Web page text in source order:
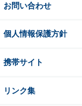
お問い合わせ
個人情報保護方針
携帯サイト
リンク集